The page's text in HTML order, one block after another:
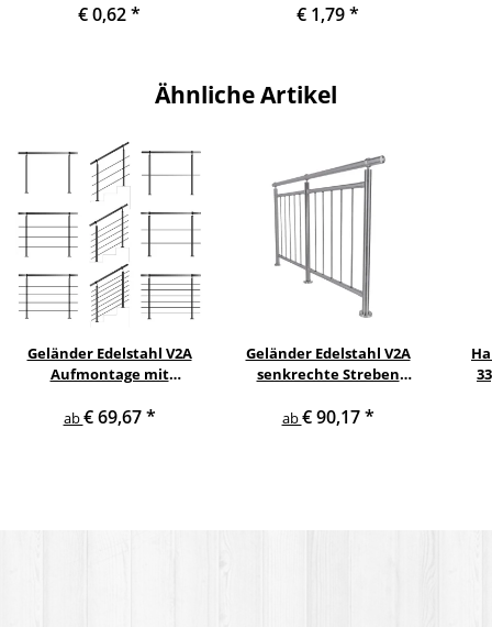
€ 0,62* € 1,79*
Ähnliche Artikel
Geländer Edelstahl V2A
Aufmontage mit
Querstreben
ab€ 69,67*
Geländer Edelstahl V2A
senkrechte Streben
ab€ 90,17*